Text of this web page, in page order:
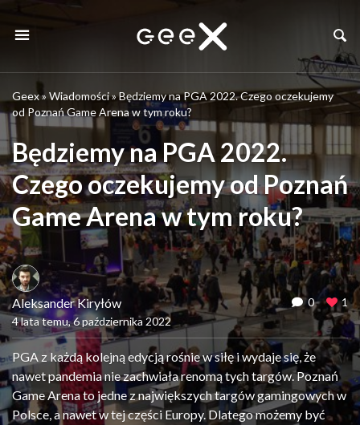
Geex» Wiadomości»Będziemy na PGA 2022. Czego oczekujemy
od Poznań Game Arena w tym roku?
Będziemy na PGA 2022.
Czego oczekujemy od Poznań
Game Arena w tym roku?
Aleksander Kiryłów
4 lata temu, 6 października 2022
0 1
PGA z każdą kolejną edycją rośnie w siłę i wydaje się, że
nawet pandemia nie zachwiała renomą tych targów. Poznań
Game Arena to jedne z największych targów gamingowych w
Polsce, a nawet w tej części Europy. Dlatego możemy być